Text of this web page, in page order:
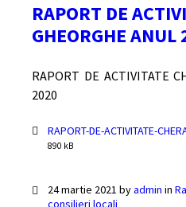
RAPORT DE
GHEORGHE ANUL
RAPORT DE ACTIVITATE
2020
Documente
RAPORT-DE-ACTIVITATE-
File
890 kB
24 martie 2021 byadmin in
consilieri locali